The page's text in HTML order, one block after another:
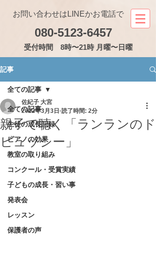
080-5123-6457
お問い合わせはLINEかお電話で
受付時間 8時〜21時 月曜〜日曜
記事
全ての記事
生徒の成長記録
ピアノの効果
教室の取り組み
コンクール・受賞実績
子どもの成長・習い事
発表会
レッスン
保護者の声
全ての記事
親子で聴く「ランランのド
ビュッシー」
佐紀子 大宮
2022年3月3日 読了時間: 2分